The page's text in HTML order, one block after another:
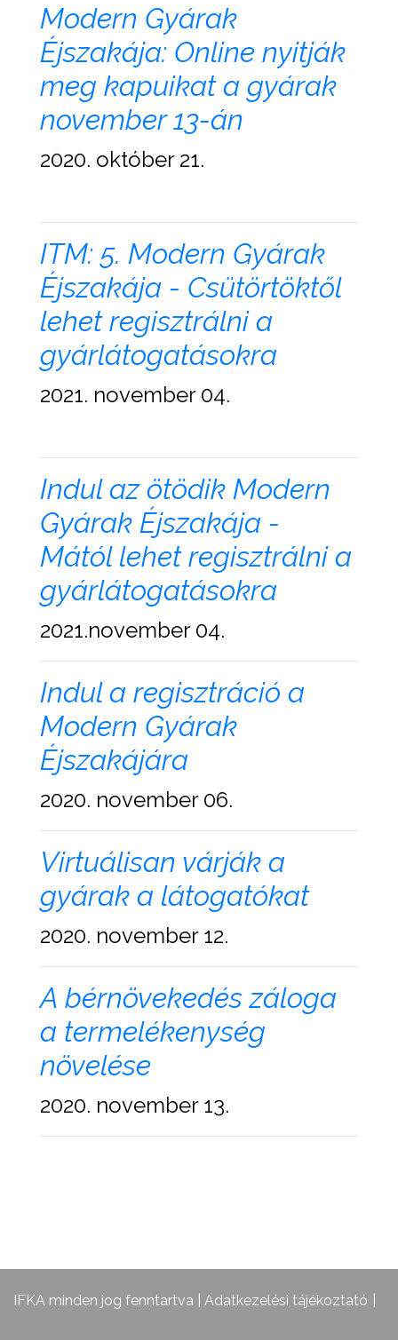
Modern Gyárak
Éjszakája: Online nyitják
meg kapuikat a gyárak
november 13-án
2020. október 21.
ITM: 5. Modern Gyárak
Éjszakája - Csütörtöktől
lehet regisztrálni a
gyárlátogatásokra
2021. november 04.
Indul az ötödik Modern
Gyárak Éjszakája -
Mától lehet regisztrálni a
gyárlátogatásokra
2021.november 04.
Indul a regisztráció a
Modern Gyárak
Éjszakájára
2020. november 06.
Virtuálisan várják a
gyárak a látogatókat
2020. november 12.
A bérnövekedés záloga
a termelékenység
növelése
2020. november 13.
IFKA minden jog fenntartva | Adatkezelési tájékoztató